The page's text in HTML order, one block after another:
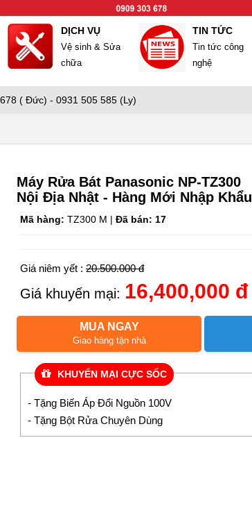
DỊCH VỤ
Vệ sinh & Sửa
chữa
TIN TỨC
Tin tức công
nghệ
( Đức) - 0931 505 585 (Ly)
Máy Rửa Bát Panasonic NP-TZ300
Nội Địa Nhật - Hàng Mới Nhập Khẩu
Mã hàng: TZ300 M | Đã bán: 17
Giá niêm yết : 20.500.000 đ
Giá khuyến mại: 16,400,000 đ
MUA NGAY
Giao hàng tận nhà
KHUYẾN MẠI CỰC SỐC
- Tặng Biến Áp Đổi Nguồn 100V
- Tặng Bột Rửa Chuyên Dùng